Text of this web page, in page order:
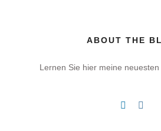
ABOUT THE
Lernen Sie hier meine neuesten